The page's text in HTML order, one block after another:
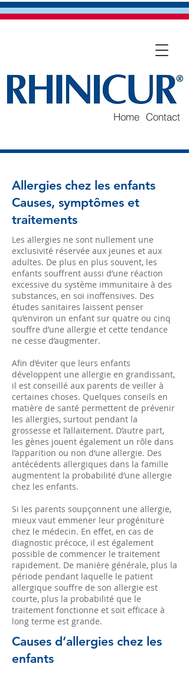
Contact
Home
Allergies chez les enfants
Causes, symptômes et
traitements
Les allergies ne sont nullement une
exclusivité réservée aux jeunes et aux
adultes. De plus en plus souvent, les
enfants souffrent aussi d’une réaction
excessive du système immunitaire à des
substances, en soi inoffensives. Des
études sanitaires laissent penser
qu’environ un enfant sur quatre ou cinq
souffre d’une allergie et cette tendance
ne cesse d’augmenter.
Afin d’éviter que leurs enfants
développent une allergie en grandissant,
il est conseillé aux parents de veiller à
certaines choses. Quelques conseils en
matière de santé permettent de prévenir
les allergies, surtout pendant la
grossesse et l’allaitement. D’autre part,
les gènes jouent également un rôle dans
l’apparition ou non d’une allergie. Des
antécédents allergiques dans la famille
augmentent la probabilité d’une allergie
chez les enfants.
Si les parents soupçonnent une allergie,
mieux vaut emmener leur progéniture
chez le médecin. En effet, en cas de
diagnostic précoce, il est également
possible de commencer le traitement
rapidement. De manière générale, plus la
période pendant laquelle le patient
allergique souffre de son allergie est
courte, plus la probabilité que le
traitement fonctionne et soit efficace à
long terme est grande.
Causes d’allergies chez les
enfants